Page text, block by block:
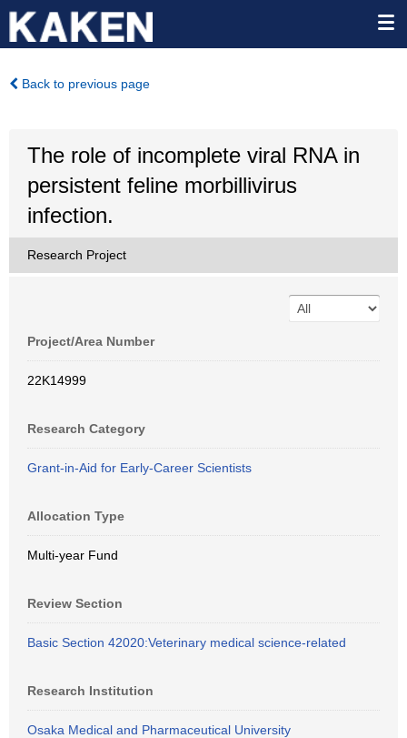
Back to previous page
The role of incomplete viral RNA in
persistent feline morbillivirus
infection.
Research Project
Project/Area Number
22K14999
Research Category
Grant-in-Aid for Early-Career Scientists
Allocation Type
Multi-year Fund
Review Section
Basic Section 42020:Veterinary medical science-related
Research Institution
Osaka Medical and Pharmaceutical University